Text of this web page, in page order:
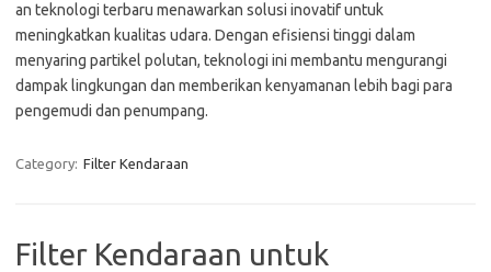
an teknologi terbaru menawarkan solusi inovatif untuk
meningkatkan kualitas udara. Dengan efisiensi tinggi dalam
menyaring partikel polutan, teknologi ini membantu mengurangi
dampak lingkungan dan memberikan kenyamanan lebih bagi para
pengemudi dan penumpang.
Category: Filter Kendaraan
Filter Kendaraan untuk